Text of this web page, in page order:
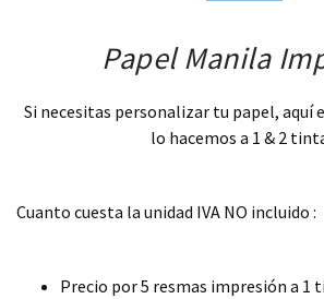
Papel Manila
Si necesitas personalizar tu papel, aquí
lo hacemos a 1 & 2
Cuanto cuesta la unidad IVA NO incluido :
Precio por 5 resmas impresión a 1